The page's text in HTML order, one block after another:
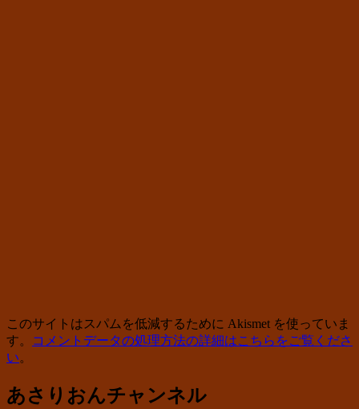
このサイトはスパムを低減するために Akismet を使っていま
す。
コメントデータの処理方法の詳細はこちらをご覧くださ
い。
あさりおんチャンネル